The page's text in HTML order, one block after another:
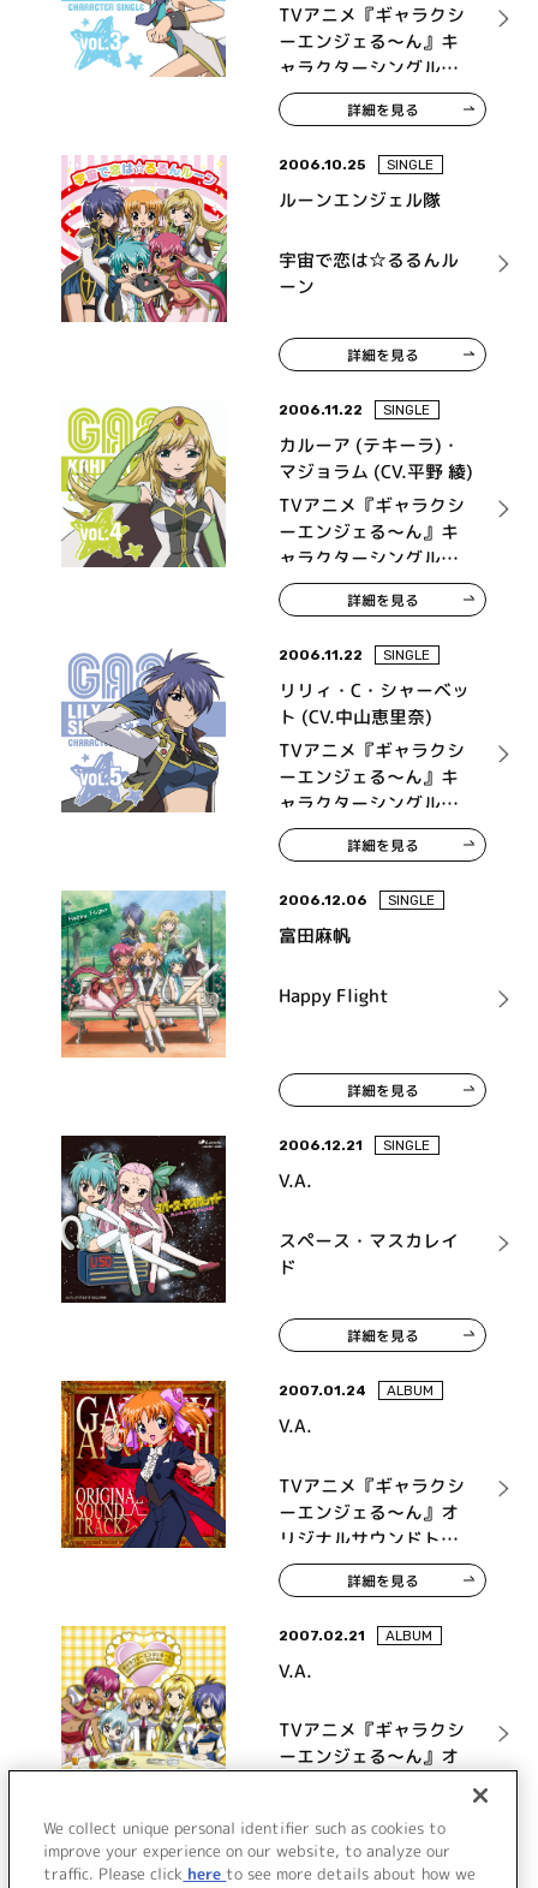
TVアニメ『ギャラクシ
ーエンジェる～ん』キ
ャラクターシングル
Vol.3 ナノナノ・プディ
ング
詳細を見る
2006.10.25 SINGLE
ルーンエンジェル隊
宇宙で恋は☆るるんル
ーン
詳細を見る
2006.11.22 SINGLE
カルーア (テキーラ)・
マジョラム (CV.平野 綾)
TVアニメ『ギャラクシ
ーエンジェる～ん』キ
ャラクターシングル
Vol.4 カルーア・マジョ
ラム
詳細を見る
2006.11.22 SINGLE
リリィ・C・シャーベッ
ト (CV.中山恵里奈)
TVアニメ『ギャラクシ
ーエンジェる～ん』キ
ャラクターシングル
Vol.5 リリィ・C・シャ
ーベット詳細を見る
2006.12.06 SINGLE
富田麻帆
Happy Flight
詳細を見る
2006.12.21 SINGLE
V.A.
スペース・マスカレイ
ド
詳細を見る
2007.01.24 ALBUM
V.A.
TVアニメ『ギャラクシ
ーエンジェる～ん』オ
リジナルサウンドトラ
ック
詳細を見る
2007.02.21 ALBUM
V.A.
TVアニメ『ギャラクシ
ーエンジェる～ん』オ
リジナルドラマCD 実践!
トライアる～ん
詳細を見る
We collect unique personal identifier such as cookies to
improve your experience on our website, to analyze our
traffic. Please click here to see more details about how we